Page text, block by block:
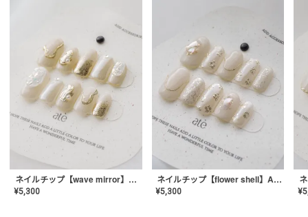
ネイルチップ【wave mirror】AE-CONA-04
¥5,300
ネイルチップ【flower shell】AE-CONA-03
¥5,300 ¥